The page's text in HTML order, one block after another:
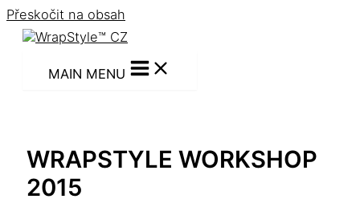
Přeskočit na obsah
MAIN MENU
WRAPSTYLE WORKSHOP
2015